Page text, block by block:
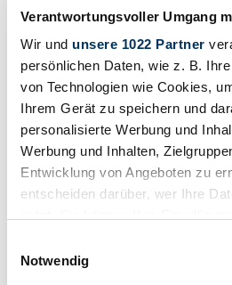
Verantwortungsvoller Umgang
Wir und unsere 1022 Partner
persönlichen Daten, wie z. B.
von Technologien wie Cookies,
Ihrem Gerät zu speichern und
personalisierte Werbung und
Werbung und Inhalten,
Entwicklung von Angeboten zu
entscheiden darüber, wer Ihre
Trigger Symbol ändern oder
Notwendig
Venditore
L'inserzione è scaduta